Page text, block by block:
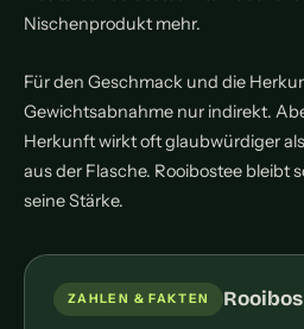
Nischenprodukt mehr.
Für den Geschmack und die
Gewichtsabnahme nur indirekt.
Herkunft wirkt oft glaubwürdiger
aus der Flasche. Rooibostee bleibt
seine Stärke.
ZAHLEN & FAKTEN